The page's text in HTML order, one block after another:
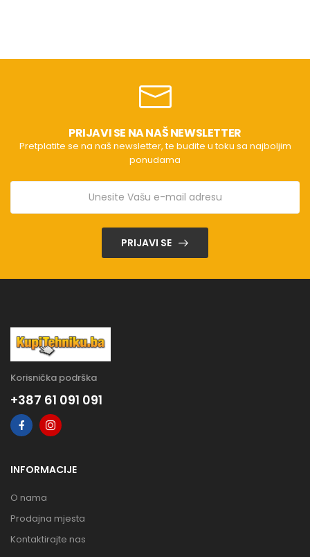
PRIJAVI SE NA NAŠ NEWSLETTER
Pretplatite se na naš newsletter, te budite u toku sa najboljim
ponudama
PRIJAVI SE
Korisnička podrška
+387 61 091 091
INFORMACIJE
O nama
Prodajna mjesta
Kontaktirajte nas